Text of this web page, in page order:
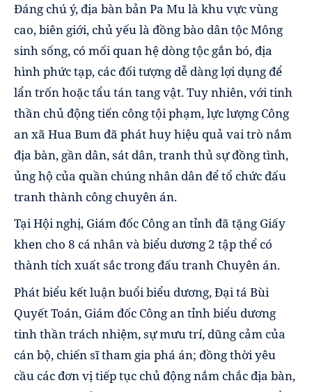
Đáng chú ý, địa bàn bản Pa Mu là khu vực vùng
cao, biên giới, chủ yếu là đồng bào dân tộc Mông
sinh sống, có mối quan hệ dòng tộc gắn bó, địa
hình phức tạp, các đối tượng dễ dàng lợi dụng để
lẩn trốn hoặc tẩu tán tang vật. Tuy nhiên, với tinh
thần chủ động tiến công tội phạm, lực lượng Công
an xã Hua Bum đã phát huy hiệu quả vai trò nắm
địa bàn, gần dân, sát dân, tranh thủ sự đồng tình,
ủng hộ của quần chúng nhân dân để tổ chức đấu
tranh thành công chuyên án.
Tại Hội nghị, Giám đốc Công an tỉnh đã tặng Giấy
khen cho 8 cá nhân và biểu dương 2 tập thể có
thành tích xuất sắc trong đấu tranh Chuyên án.
Phát biểu kết luận buổi biểu dương, Đại tá Bùi
Quyết Toán, Giám đốc Công an tỉnh biểu dương
tinh thần trách nhiệm, sự mưu trí, dũng cảm của
cán bộ, chiến sĩ tham gia phá án; đồng thời yêu
cầu các đơn vị tiếp tục chủ động nắm chắc địa bàn,